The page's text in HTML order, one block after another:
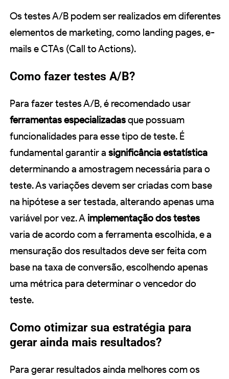
Os testes A/B podem ser realizados em diferentes
elementos de marketing, como landing pages, e-
mails e CTAs (Call to Actions).
Como fazer testes A/B?
Para fazer testes A/B, é recomendado usar
ferramentas especializadasque possuam
funcionalidades para esse tipo de teste. É
fundamental garantir a significância estatística
determinando a amostragem necessária para o
teste. As variações devem ser criadas com base
na hipótese a ser testada, alterando apenas uma
variável por vez. A implementação dos testes
varia de acordo com a ferramenta escolhida, e a
mensuração dos resultados deve ser feita com
base na taxa de conversão, escolhendo apenas
uma métrica para determinar o vencedor do
teste.
Como otimizar sua estratégia para
gerar ainda mais resultados?
Para gerar resultados ainda melhores com os